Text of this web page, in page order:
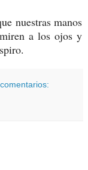
manos
a los ojos y